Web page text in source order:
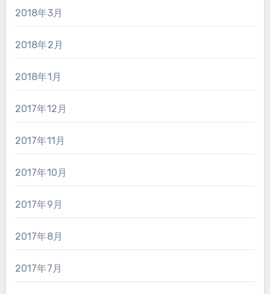
2018年3月
2018年2月
2018年1月
2017年12月
2017年11月
2017年10月
2017年9月
2017年8月
2017年7月